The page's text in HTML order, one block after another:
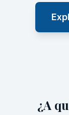
¿A